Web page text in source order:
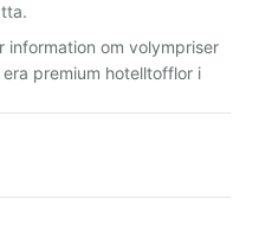
information om volympriser
premium hotelltofflor i